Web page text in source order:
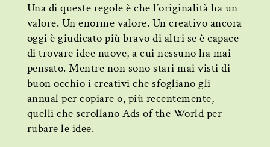
Una di queste regole è che l’originalità ha un
valore. Un enorme valore. Un creativo ancora
oggi è giudicato più bravo di altri se è capace
di trovare idee nuove, a cui nessuno ha mai
pensato. Mentre non sono stari mai visti di
buon occhio i creativi che sfogliano gli
annual per copiare o, più recentemente,
quelli che scrollano Ads of the World per
rubare le idee.